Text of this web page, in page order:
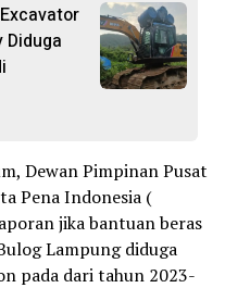
Dewan Pimpinan Pusat
Pena Indonesia (
jika bantuan beras
Lampung diduga
pada dari tahun 2023-